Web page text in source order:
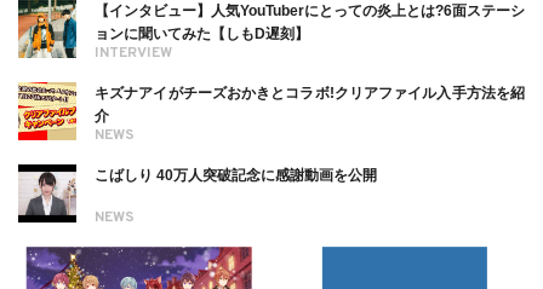
INTERVIEW
【インタビュー】人気YouTuberにとっての炎上とは?6面ステーシ
ョンに聞いてみた【しもD遅刻】
NEWS
キズナアイがチーズおかきとコラボ!クリアファイル入手方法を紹
介
NEWS
こばしり 40万人突破記念に感謝動画を公開